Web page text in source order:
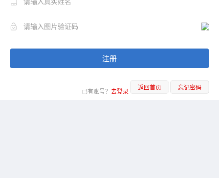
注册
已有账号？ 去登录 返回首页 忘记密码